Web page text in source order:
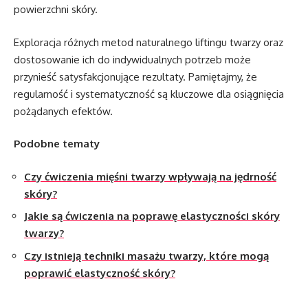
powierzchni skóry.
Exploracja różnych metod naturalnego liftingu twarzy oraz
dostosowanie ich do indywidualnych potrzeb może
przynieść satysfakcjonujące rezultaty. Pamiętajmy, że
regularność i systematyczność są kluczowe dla osiągnięcia
pożądanych efektów.
Podobne tematy
Czy ćwiczenia mięśni twarzy wpływają na jędrność
skóry?
Jakie są ćwiczenia na poprawę elastyczności skóry
twarzy?
Czy istnieją techniki masażu twarzy, które mogą
poprawić elastyczność skóry?